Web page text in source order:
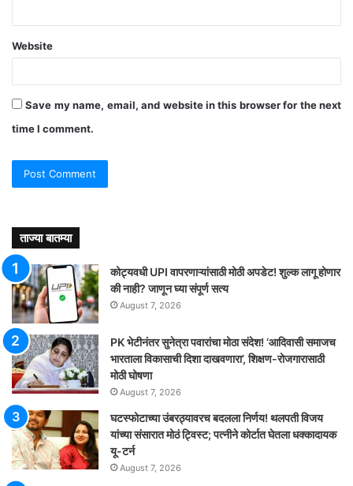
Website
Save my name, email, and website in this browser for the next
time I comment.
ताज्या बातम्या
कोट्यवधी UPI वापरणाऱ्यांसाठी मोठी अपडेट! शुल्क लागू होणार
की नाही? जाणून घ्या संपूर्ण सत्य
August 7, 2026
PK भेटीनंतर सुनेत्रा पवारांचा मोठा संदेश! ‘आदिवासी समाजच
भारताला विकासाची दिशा दाखवणारा’, शिक्षण-रोजगारासाठी
मोठी घोषणा
August 7, 2026
घटस्फोटाच्या उंबरठ्यावरच बदलला निर्णय! थलपती विजय
यांच्या संसारात मोठं ट्विस्ट; पत्नीने कोर्टात घेतला धक्कादायक
यू-टर्न
August 7, 2026